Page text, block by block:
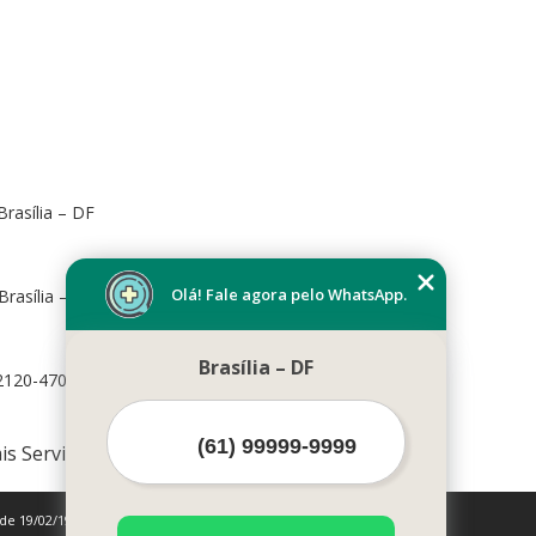
– DF
– DF, 70673-416
470
Serviços
19/02/1998)
Olá! Fale agora pelo WhatsApp.
Brasília – DF